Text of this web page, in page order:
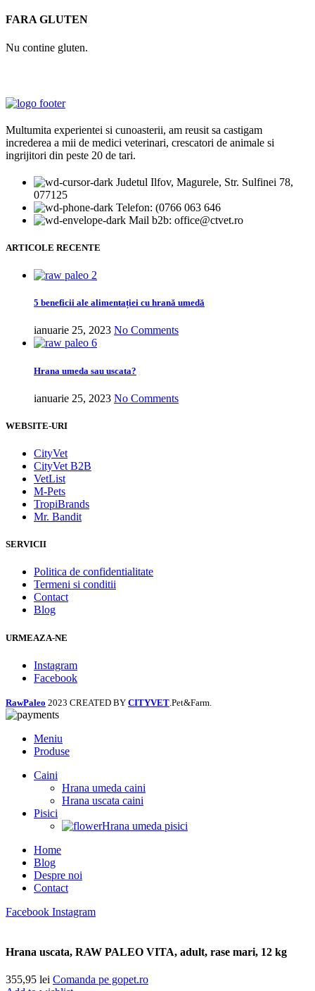
FARA GLUTEN
Nu contine gluten.
Multumita experientei si cunoasterii, am reusit sa castigam
increderea a mii de medici veterinari, crescatori de animale si
ingrijitori din peste 20 de tari.
Judetul Ilfov, Magurele, Str. Sulfinei 78,
077125
Telefon: (0766 063 646
Mail b2b: office@ctvet.ro
ARTICOLE RECENTE
5 beneficii ale alimentației cu hrană umedă
ianuarie 25, 2023 No Comments
Hrana umeda sau uscata?
ianuarie 25, 2023 No Comments
WEBSITE-URI
CityVet
CityVet B2B
VetList
M-Pets
TropiBrands
Mr. Bandit
SERVICII
Politica de confidentialitate
Termeni si conditii
Contact
Blog
URMEAZA-NE
Instagram
Facebook
RawPaleo 2023 CREATED BY CITYVET .Pet&Farm.
Meniu
Produse
Caini
Hrana umeda caini
Hrana uscata caini
Pisici
Hrana umeda pisici
Home
Blog
Despre noi
Contact
Facebook Instagram
Hrana uscata, RAW PALEO VITA, adult, rase mari, 12 kg
355,95 lei Comanda pe gopet.ro